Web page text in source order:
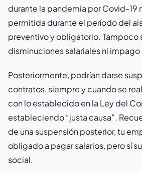
durante la pandemia por Covid-19
permitida durante el período del
preventivo y obligatorio. Tampoco
disminuciones salariales ni
Posteriormente, podrían darse
contratos, siempre y cuando se
con lo establecido en la Ley del
estableciendo “justa causa”.
de una suspensión posterior, tu
obligado a pagar salarios, pero sí
social.